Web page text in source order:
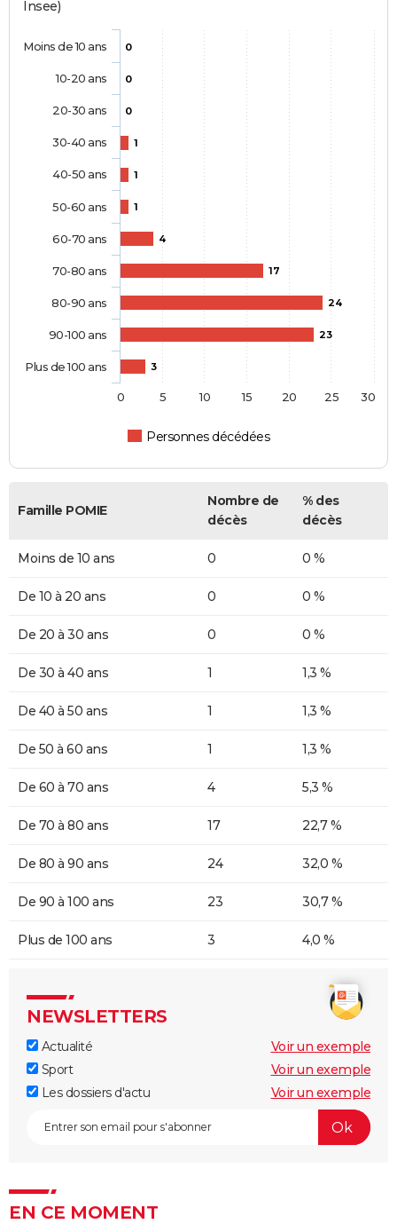
Insee)
0
0
0
1
1
1
4
17
24
23
3
Personnes décédées
Moins de 10 ans
10-20 ans
20-30 ans
30-40 ans
40-50 ans
50-60 ans
60-70 ans
70-80 ans
80-90 ans
90-100 ans
Plus de 100 ans
0 5 10 15 20 25 30
Famille POMIE
Nombre de
décès
% des
décès
Moins de 10 ans 0 0 %
De 10 à 20 ans 0 0 %
De 20 à 30 ans 0 0 %
De 30 à 40 ans 1 1,3 %
De 40 à 50 ans 1 1,3 %
De 50 à 60 ans 1 1,3 %
De 60 à 70 ans 4 5,3 %
De 70 à 80 ans 17 22,7 %
De 80 à 90 ans 24 32,0 %
De 90 à 100 ans 23 30,7 %
Plus de 100 ans 3 4,0 %
NEWSLETTERS
Actualité
Voir un exemple
Sport
Voir un exemple
Les dossiers d'actu
Voir un exemple
EN CE MOMENT